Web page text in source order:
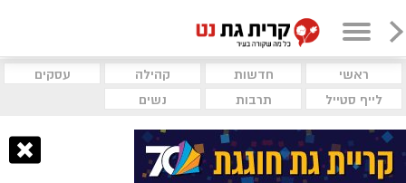
ראשי חדשות קהילה
עסקים
לייף סטייל
תרבות נשים